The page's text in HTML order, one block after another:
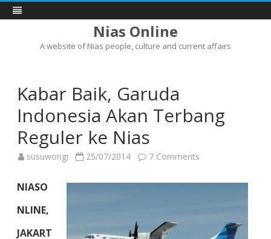
Nias Online
A website of Nias people, culture and current affairs
Kabar Baik, Garuda
Indonesia Akan Terbang
Reguler ke Nias
susuwongi 25/07/2014 7 Comments
Garuda
Nias
NIASO
NLINE,
JAKART